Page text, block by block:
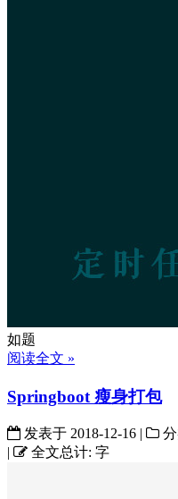
如题
阅读全文 »
Springboot 瘦身打包
发表于 2018-12-16 |
|
全文总计: 字